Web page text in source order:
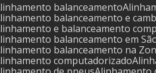
Alinhamento balanceamento
Alinhamento balanceamento e
Alinhamento e balanceamento
Alinhamento balanceamento em
Alinhamento balanceamento na
Alinhamento computadorizado